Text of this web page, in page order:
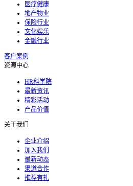
医疗健康
地产物业
保险行业
文化娱乐
金融行业
客户案例
资源中心
HR科学院
最新资讯
精彩活动
产品价值
关于我们
企业介绍
加入我们
最新动态
渠道合作
推荐有礼